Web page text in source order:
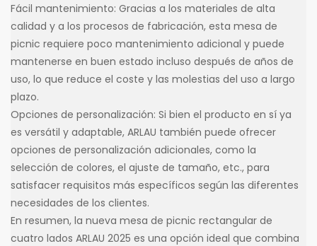
Fácil mantenimiento: Gracias a los materiales de alta
calidad y a los procesos de fabricación, esta mesa de
picnic requiere poco mantenimiento adicional y puede
mantenerse en buen estado incluso después de años de
uso, lo que reduce el coste y las molestias del uso a largo
plazo.
Opciones de personalización: Si bien el producto en sí ya
es versátil y adaptable, ARLAU también puede ofrecer
opciones de personalización adicionales, como la
selección de colores, el ajuste de tamaño, etc., para
satisfacer requisitos más específicos según las diferentes
necesidades de los clientes.
En resumen, la nueva mesa de picnic rectangular de
cuatro lados ARLAU 2025 es una opción ideal que combina